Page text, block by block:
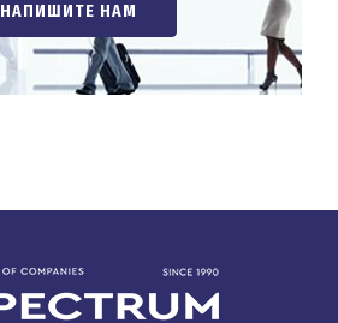
НАПИШИТЕ НАМ